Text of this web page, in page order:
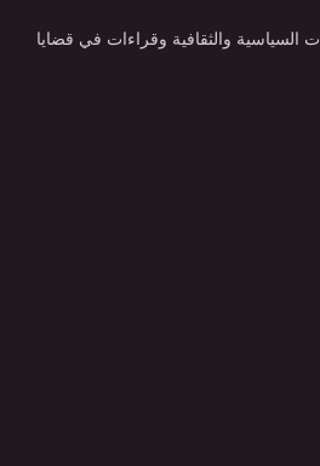
السياسية والثقافية وقراءات في قضايا